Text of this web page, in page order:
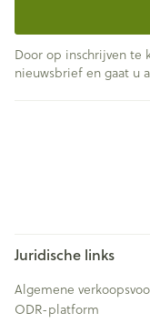
Door op inschrijven te
nieuwsbrief en gaat u
Juridische links
Algemene
ODR-platform